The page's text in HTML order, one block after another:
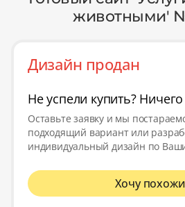
животными'
Дизайн продан
Не успели купить?
Оставьте заявку и мы
подходящий вариант или
индивидуальный дизайн по
Хочу